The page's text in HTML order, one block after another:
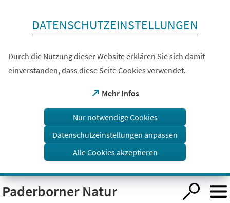
Visuelle
Assistenzsoftware
öffnen.
DATENSCHUTZEINSTELLUNGEN
Durch die Nutzung dieser Website erklären Sie sich damit
einverstanden, dass diese Seite Cookies verwendet.
Mehr Infos
(Öffnet
einem
Tab)
Nur notwendige Cookies
Datenschutzeinstellungen anpassen
Alle Cookies akzeptieren
Paderborner Natur